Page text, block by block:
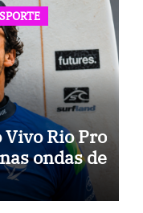
Vivo Rio Pro
ondas de